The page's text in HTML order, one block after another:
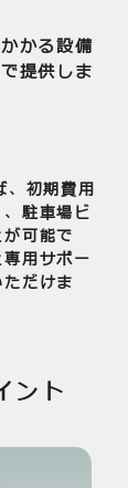
かる設備
提供しま
初期費用
駐車場ビ
可能で
用サポー
だけま
ント